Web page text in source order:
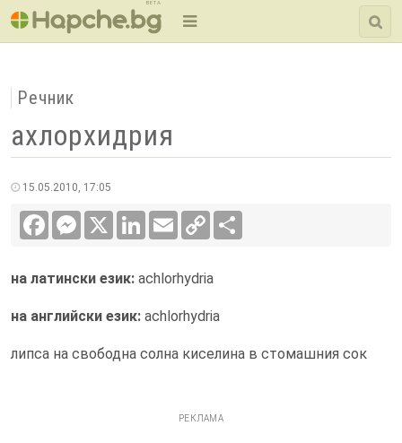
BETA
Речник
ахлорхидрия
15.05.2010, 17:05
FacebookMessenger LinkedInEmail
Copy
Link
на латински език: achlorhydria
на английски език: achlorhydria
липса на свободна солна киселина в стомашния сок
РЕКЛАМА